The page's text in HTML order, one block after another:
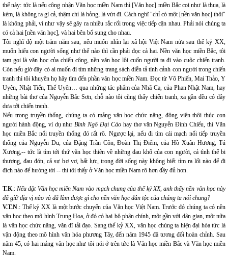
thế này: tức là nếu công nhận Văn học miền Nam thì [Văn học] miền Bắc coi như là thua, là
kém, là không ra gì cả, thậm chí là hỏng, là vứt đi. Cách nghĩ "chỉ có một [nền văn học] thôi"
là không phải, vì như vậy sẽ gây ra nhiều rắc rối trong việc tiếp cận nhau. Phải nói chúng ta
có cả hai [nền văn học], và hai bên bổ sung cho nhau.
Tôi nghĩ độ một trăm năm sau, nếu muốn nhìn lại xã hội Việt Nam nửa sau thế kỷ XX,
muốn hiểu con người sống như thế nào thì cần phải đọc cả hai. Nền văn học miền Bắc, tôi
tạm gọi là văn học của chiến công, nền văn học lôi cuốn người ta đi vào cuộc chiến tranh.
Còn nếu giờ đây có ai muốn đi tìm những trang sách diễn tả tình cảnh con người trong chiến
tranh thì tôi khuyên họ hãy tìm đến phần văn học miền Nam. Đọc từ Võ Phiến, Mai Thảo, Y
Uyên, Nhật Tiến, Thế Uyên… qua những tác phẩm của Nhã Ca, của Phan Nhật Nam, hay
những bài thơ của Nguyễn Bắc Sơn, chỗ nào tôi cũng thấy chiến tranh, xa gần đều có dây
dưa tới chiến tranh.
Nếu trong truyền thống, chúng ta có mảng văn học chức năng, động viên thôi thúc con
người hành động, ví dụ nhưBình Ngô Đại Cáohay thơ văn Nguyễn Đình Chiểu, thì Văn
học miền Bắc nối truyền thống đó rất rõ. Ngược lại, nếu đi tìm cái mạch nối tiếp truyền
thống của Nguyễn Du, của Đặng Trần Côn, Đoàn Thị Điểm, của Hồ Xuân Hương, Tú
Xương,-- tức là tìm tới thứ văn học thiên về những đau khổ của con người, cả tình thế bi
thương, đau đớn, cả sự bơ vơ, bất lực, trong đời sống này không biết tìm ra lối nào để đi
đích nào để hướng tới -- thì tôi thấy ở Văn học miền Nam rõ hơn đầy đủ hơn.
T.K.: Nếu đặt Văn học miền Nam vào mạch chung của thế kỷ XX, anh thấy nền văn học này
đã giữ địa vị nào và đã làm được gì cho nền văn học dân tộc của chúng ta nói chung?
V.T.N.: Thế kỷ XX là một bước chuyển của Văn học Việt Nam. Trước đó chúng ta có nền
văn học theo mô hình Trung Hoa, ở đó có hai bộ phận chính, một gần với dân gian, một nữa
là văn học chức năng, văn dĩ tải đạo. Sang thế kỷ XX, văn học chúng ta hiện đại hóa tức là
vận động theo mô hình văn hóa phương Tây, đến năm 1945 đã tương đối hoàn chỉnh. Sau
năm 45, có hai mảng văn học như tôi nói ở trên tức là Văn học miền Bắc và Văn học miền
Nam.